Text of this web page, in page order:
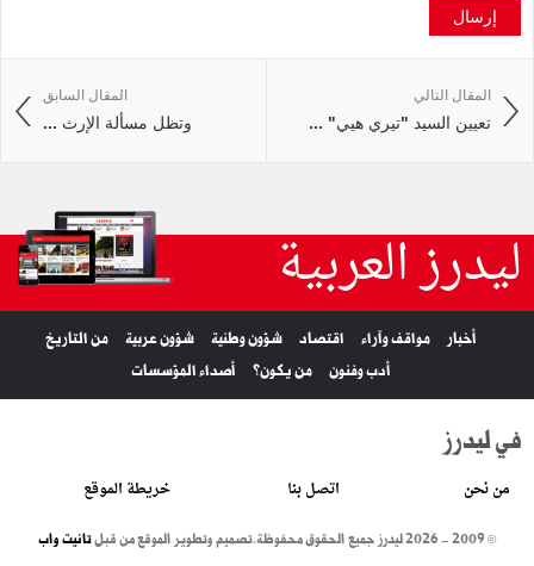
إرسال
المقال السابق
وتظل مسألة الإرث ...
المقال التالي
تعيين السيد "تيري هيي" ...
ليدرز العربية
أخبار مواقف وآراء اقتصاد شؤون وطنية شؤون عربية
من التاريخ
أدب وفنون
من يكون؟ أصداء المؤسسات
في ليدرز
من نحن اتصل بنا خريطة الموقع
© 2009 - 2026 ليدرز جميع الحقوق محفوظة. تصميم وتطوير الموقع من قبلتانيت واب